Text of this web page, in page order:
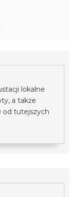
lokalne
a także
od tutejszych